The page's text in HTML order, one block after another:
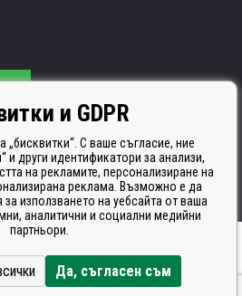
е сертифициран
solutionsBINARGON.cz
и GDPR
„бисквитки“. С ваше съгласие, ние
и други идентификатори за анализи,
на рекламите, персонализиране на
реклама. Възможно е да
използването на уебсайта от ваша
аналитични и социални медийни
партньори.
Да, съгласен съм